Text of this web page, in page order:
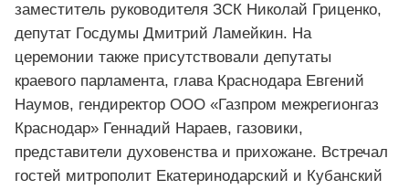
заместитель руководителя ЗСК Николай Гриценко,
депутат Госдумы Дмитрий Ламейкин. На
церемонии также присутствовали депутаты
краевого парламента, глава Краснодара Евгений
Наумов, гендиректор ООО «Газпром межрегионгаз
Краснодар» Геннадий Нараев, газовики,
представители духовенства и прихожане. Встречал
гостей митрополит Екатеринодарский и Кубанский